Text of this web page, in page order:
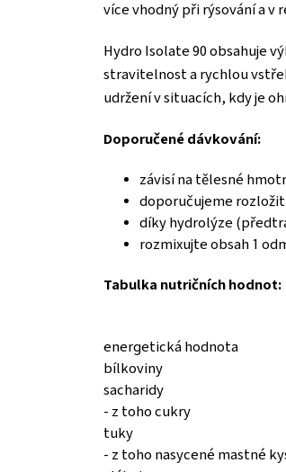
více vhodný při rýsování a
Hydro Isolate 90 obsahuje
stravitelnost a rychlou
udržení v situacích, kdy je
Doporučené dávkování:
závisí na tělesné
doporučujeme rozložit
díky hydrolýze
rozmixujte obsah 1
Tabulka nutričních hodnot:
energetická hodnota
bílkoviny
sacharidy
- z toho cukry
tuky
- z toho nasycené mastné